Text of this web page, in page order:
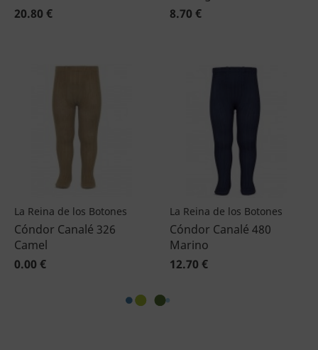
20.80 €
8.70 €
La Reina de los Botones
Cóndor Canalé 326
Camel
0.00 €
La Reina de los Botones
Cóndor Canalé 480
Marino
12.70 €